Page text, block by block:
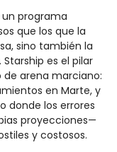
un programa
que los que la
sino también la
Starship es el pilar
de arena marciano:
en Marte, y
donde los errores
proyecciones—
y costosos.